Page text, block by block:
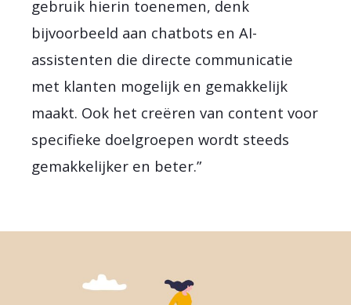
gebruik hierin toenemen, denk
bijvoorbeeld aan chatbots en AI-
assistenten die directe communicatie
met klanten mogelijk en gemakkelijk
maakt. Ook het creëren van content voor
specifieke doelgroepen wordt steeds
gemakkelijker en beter.”